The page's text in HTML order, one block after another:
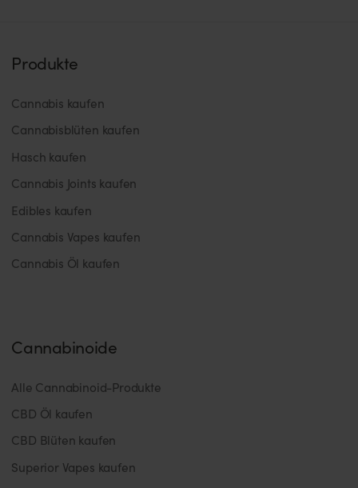
Produkte
Cannabis kaufen
Cannabisblüten kaufen
Hasch kaufen
Cannabis Joints kaufen
Edibles kaufen
Cannabis Vapes kaufen
Cannabis Öl kaufen
Cannabinoide
Alle Cannabinoid-Produkte
CBD Öl kaufen
CBD Blüten kaufen
Superior Vapes kaufen